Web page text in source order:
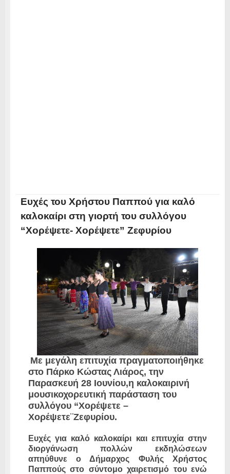
Ευχές του Χρήστου Παππού για καλό
καλοκαίρι στη γιορτή του συλλόγου
“Χορέψετε- Χορέψετε” Ζεφυρίου
Με μεγάλη επιτυχία πραγματοποιήθηκε
στο Πάρκο Κώστας Λιάρος, την
Παρασκευή 28 Ιουνίου,η καλοκαιρινή
μουσικοχορευτική παράσταση του
συλλόγου “Χορέψετε –
Χορέψετε¨Ζεφυρίου.
Ευχές για καλό καλοκαίρι και επιτυχία στην
διοργάνωση πολλών εκδηλώσεων
απηύθυνε ο Δήμαρχος Φυλής Χρήστος
Παππούς στο σύντομο χαιρετισμό του ενώ